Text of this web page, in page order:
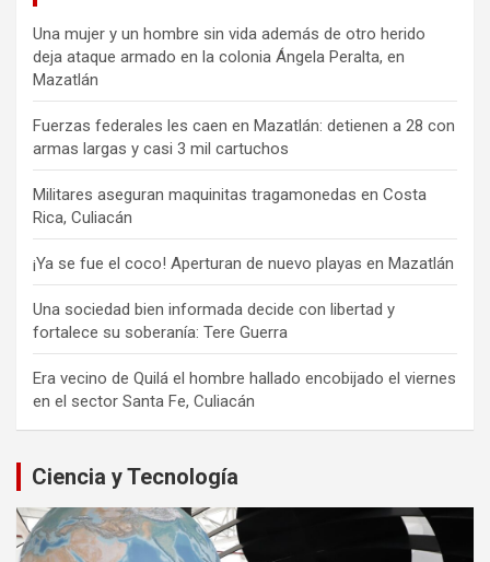
Una mujer y un hombre sin vida además de otro herido
deja ataque armado en la colonia Ángela Peralta, en
Mazatlán
Fuerzas federales les caen en Mazatlán: detienen a 28 con
armas largas y casi 3 mil cartuchos
Militares aseguran maquinitas tragamonedas en Costa
Rica, Culiacán
¡Ya se fue el coco! Aperturan de nuevo playas en Mazatlán
Una sociedad bien informada decide con libertad y
fortalece su soberanía: Tere Guerra
Era vecino de Quilá el hombre hallado encobijado el viernes
en el sector Santa Fe, Culiacán
Ciencia y Tecnología